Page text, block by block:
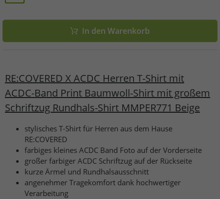
In den Warenkorb
RE:COVERED X ACDC Herren T-Shirt mit
ACDC-Band Print Baumwoll-Shirt mit großem
Schriftzug Rundhals-Shirt MMPER771 Beige
stylisches T-Shirt für Herren aus dem Hause
RE:COVERED
farbiges kleines ACDC Band Foto auf der Vorderseite
großer farbiger ACDC Schriftzug auf der Rückseite
kurze Ärmel und Rundhalsausschnitt
angenehmer Tragekomfort dank hochwertiger
Verarbeitung